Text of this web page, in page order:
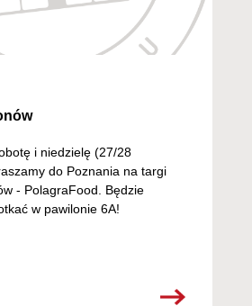
i niedzielę (27/28
do Poznania na targi
- PolagraFood. Będzie
w pawilonie 6A!